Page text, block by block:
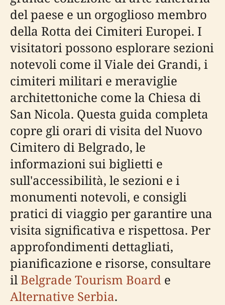
del paese e un orgoglioso membro
della Rotta dei Cimiteri Europei. I
visitatori possono esplorare sezioni
notevoli come il Viale dei Grandi, i
cimiteri militari e meraviglie
architettoniche come la Chiesa di
San Nicola. Questa guida completa
copre gli orari di visita del Nuovo
Cimitero di Belgrado, le
informazioni sui biglietti e
sull'accessibilità, le sezioni e i
monumenti notevoli, e consigli
pratici di viaggio per garantire una
visita significativa e rispettosa. Per
approfondimenti dettagliati,
pianificazione e risorse, consultare
ilBelgrade Tourism Board e
Alternative Serbia.